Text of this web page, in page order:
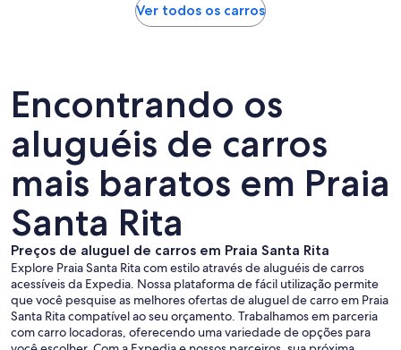
Ver todos os carros
Encontrando os
aluguéis de carros
mais baratos em Praia
Santa Rita
Preços de aluguel de carros em Praia Santa Rita
Explore Praia Santa Rita com estilo através de aluguéis de carros
acessíveis da Expedia. Nossa plataforma de fácil utilização permite
que você pesquise as melhores ofertas de aluguel de carro em Praia
Santa Rita compatível ao seu orçamento. Trabalhamos em parceria
com carro locadoras, oferecendo uma variedade de opções para